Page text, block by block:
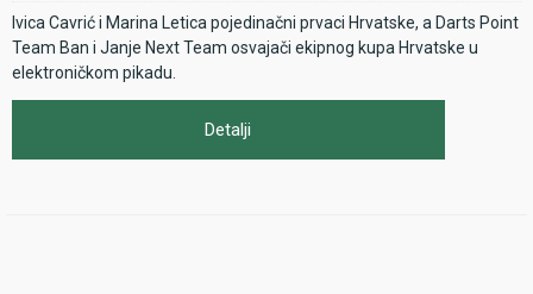
Ivica Cavrić i Marina Letica pojedinačni prvaci Hrvatske, a Darts Point
Team Ban i Janje Next Team osvajači ekipnog kupa Hrvatske u
elektroničkom pikadu.
Detalji